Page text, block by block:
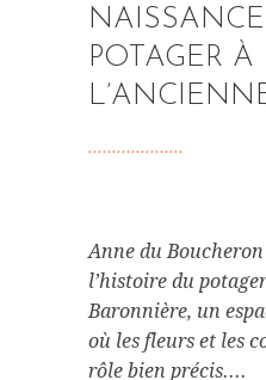
NAISSANCE
POTAGER À
Anne du
l’histoire du
Baronnière, un
où les fleurs et les
rôle bien précis....